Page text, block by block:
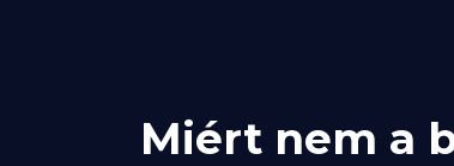
Miért nem a